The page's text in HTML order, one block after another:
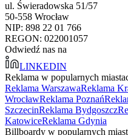
ul. Świeradowska 51/57
50-558 Wrocław
NIP: 898 22 01 766
REGON: 022001057
Odwiedź nas na
LINKEDIN
Reklama w popularnych
Reklama WarszawaReklama
WrocławReklama Poznań
SzczecinReklama Bydgoszcz
KatowiceReklama Gdynia
Billboardy w popularnych